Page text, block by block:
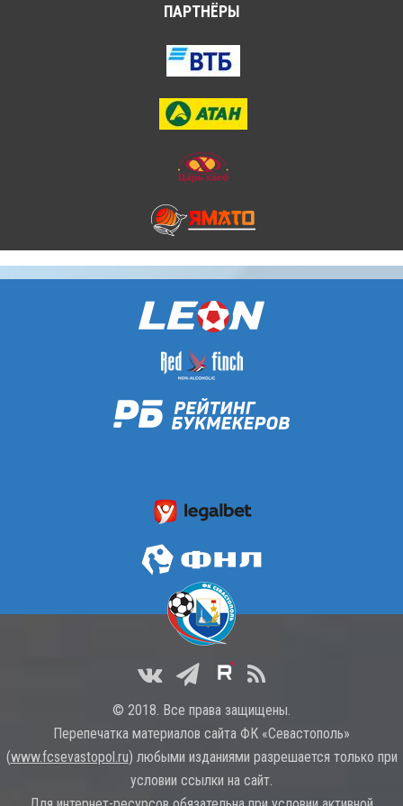
ПАРТНЁРЫ
© 2018. Все права защищены.
Перепечатка материалов сайта ФК «Севастополь»
(www.fcsevastopol.ru) любыми изданиями разрешается только при
условии ссылки на сайт.